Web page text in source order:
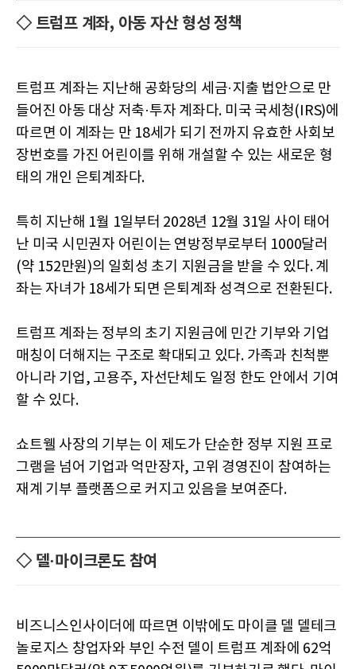
◇ 트럼프 계좌, 아동 자산 형성 정책
트럼프 계좌는 지난해 공화당의 세금·지출 법안으로 만
들어진 아동 대상 저축·투자 계좌다. 미국 국세청(IRS)에
따르면 이 계좌는 만 18세가 되기 전까지 유효한 사회보
장번호를 가진 어린이를 위해 개설할 수 있는 새로운 형
태의 개인 은퇴계좌다.
특히 지난해 1월 1일부터 2028년 12월 31일 사이 태어
난 미국 시민권자 어린이는 연방정부로부터 1000달러
(약 152만원)의 일회성 초기 지원금을 받을 수 있다. 계
좌는 자녀가 18세가 되면 은퇴계좌 성격으로 전환된다.
트럼프 계좌는 정부의 초기 지원금에 민간 기부와 기업
매칭이 더해지는 구조로 확대되고 있다. 가족과 친척뿐
아니라 기업, 고용주, 자선단체도 일정 한도 안에서 기여
할 수 있다.
쇼트웰 사장의 기부는 이 제도가 단순한 정부 지원 프로
그램을 넘어 기업과 억만장자, 고위 경영진이 참여하는
재계 기부 플랫폼으로 커지고 있음을 보여준다.
◇ 델·마이크론도 참여
비즈니스인사이더에 따르면 이밖에도 마이클 델 델테크
놀로지스 창업자와 부인 수전 델이 트럼프 계좌에 62억